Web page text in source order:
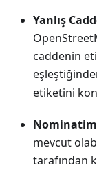
Yanlış
caddenin
etiketini
mevcut
tarafından